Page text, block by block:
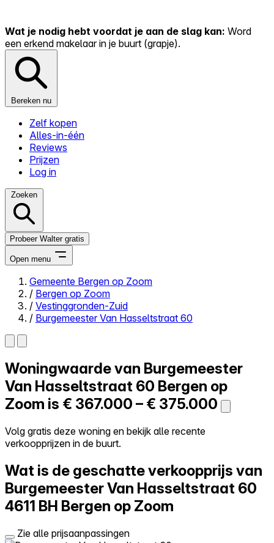
Wat je nodig hebt voordat je aan de slag kan: Word
een erkend makelaar in je buurt (grapje).
Bereken nu
Zelf kopen
Alles-in-één
Reviews
Prijzen
Log in
Zoeken
Probeer Walter gratis
Open menu
Close menu
Zelf kopen
Alles-in-één
Reviews
Prijzen
Log in
Probeer Walter gratis
Gemeente Bergen op Zoom
/ Bergen op Zoom
/ Vestinggronden-Zuid
/ Burgemeester Van Hasseltstraat 60
Woningwaarde van Burgemeester
Van Hasseltstraat 60 Bergen op
Zoom is € 367.000 – € 375.000
Volg gratis deze woning en bekijk alle recente
verkoopprijzen in de buurt.
Wat is de geschatte verkoopprijs van
Burgemeester Van Hasseltstraat 60
4611 BH Bergen op Zoom
Zie alle prijsaanpassingen